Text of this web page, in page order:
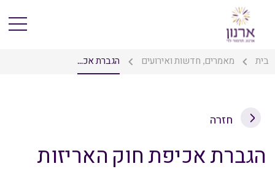
בית מאמרים, חדשות ואירועים הגברת אכ...
חזרה
הגברת אכיפת חוק האריזות